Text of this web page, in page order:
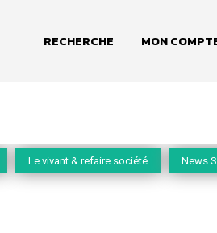
RECHERCHE MON
Le vivant & refaire société News